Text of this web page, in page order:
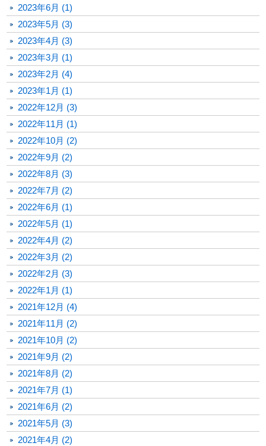
2023年6月 (1)
2023年5月 (3)
2023年4月 (3)
2023年3月 (1)
2023年2月 (4)
2023年1月 (1)
2022年12月 (3)
2022年11月 (1)
2022年10月 (2)
2022年9月 (2)
2022年8月 (3)
2022年7月 (2)
2022年6月 (1)
2022年5月 (1)
2022年4月 (2)
2022年3月 (2)
2022年2月 (3)
2022年1月 (1)
2021年12月 (4)
2021年11月 (2)
2021年10月 (2)
2021年9月 (2)
2021年8月 (2)
2021年7月 (1)
2021年6月 (2)
2021年5月 (3)
2021年4月 (2)